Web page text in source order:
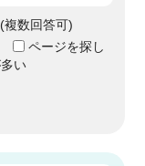
複数回答可)
ページを探し
い